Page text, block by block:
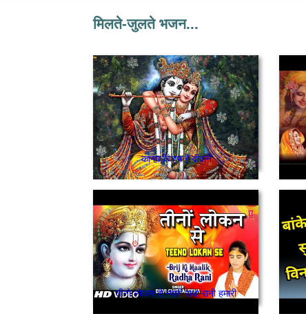
मिलते-जुलते भजन...
कान्हा के हम है दीवाने
तीनो लोकन से न्यारी राधा रानी हमारी